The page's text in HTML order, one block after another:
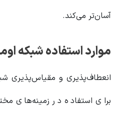
آسان‌تر می‌کند.
موارد استفاده شبکه
برای استفاده در زمینه‌های